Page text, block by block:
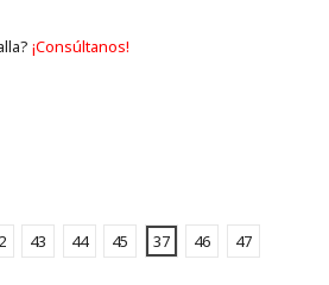
¡Consúltanos!
43 44 45 37 46
47